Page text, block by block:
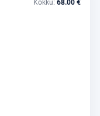
Kokku: 68.00 €